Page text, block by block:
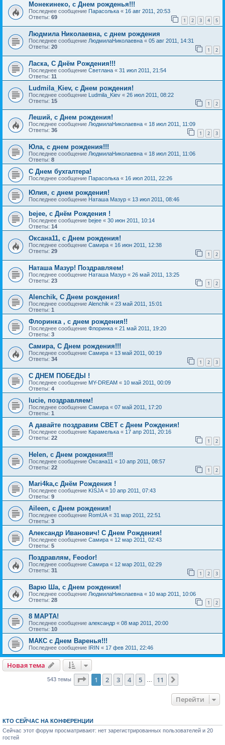
Монекинеко, с Днем рожденья!!!
Последнее сообщение Парасолька « 16 авг 2011, 20:53
Ответы: 69 1 2 3 4 5
Людмила Николаевна, с днем рождения
Последнее сообщение ЛюдмилаНиколаевна « 05 авг 2011, 14:31
Ответы: 20 1 2
Ласка, С Днём Рождения!!!
Последнее сообщение Светлана « 31 июл 2011, 21:54
Ответы: 11
Ludmila_Kiev, с Днем рождения!
Последнее сообщение Ludmila_Kiev « 26 июл 2011, 08:22
Ответы: 15 1 2
Леший, с Днем рождения!
Последнее сообщение ЛюдмилаНиколаевна « 18 июл 2011, 11:09
Ответы: 36 1 2 3
Юла, с днем рождения!!!
Последнее сообщение ЛюдмилаНиколаевна « 18 июл 2011, 11:06
Ответы: 8
С Днем бухгалтера!
Последнее сообщение Парасолька « 16 июл 2011, 22:26
Юлия, с днем рождения!
Последнее сообщение Наташа Мазур « 13 июл 2011, 08:46
bejee, с Днём Рождения !
Последнее сообщение bejee « 30 июн 2011, 10:14
Ответы: 14
Оксана11, с Днем рождения!
Последнее сообщение Самира « 16 июн 2011, 12:38
Ответы: 29 1 2
Наташа Мазур! Поздравляем!
Последнее сообщение Наташа Мазур « 26 май 2011, 13:25
Ответы: 23 1 2
Alenchik, С Днем рождения!
Последнее сообщение Alenchik « 23 май 2011, 15:01
Ответы: 1
Флоринка , с днем рождения!!
Последнее сообщение Флоринка « 21 май 2011, 19:20
Ответы: 3
Самира, С Днем рождения!!!
Последнее сообщение Самира « 13 май 2011, 00:19
Ответы: 34 1 2 3
С ДНЕМ ПОБЕДЫ !
Последнее сообщение MY-DREAM « 10 май 2011, 00:09
Ответы: 4
lucie, поздравляем!
Последнее сообщение Самира « 07 май 2011, 17:20
Ответы: 1
А давайте поздравим СВЕТ с Днем Рождения!
Последнее сообщение Карамелька « 17 апр 2011, 20:16
Ответы: 22 1 2
Helen, с Днем рождения!!!
Последнее сообщение Оксана11 « 10 апр 2011, 08:57
Ответы: 22 1 2
Mari4ka,с Днём Рождения !
Последнее сообщение KISJA « 10 апр 2011, 07:43
Ответы: 9
Aileen, с Днем рождения!
Последнее сообщение RomUA « 31 мар 2011, 22:51
Ответы: 3
Александр Иванович! С Днем Рождения!
Последнее сообщение Самира « 12 мар 2011, 02:43
Ответы: 5
Поздравлям, Feodor!
Последнее сообщение Самира « 12 мар 2011, 02:29
Ответы: 31 1 2 3
Варю Ша, с Днем рождения!
Последнее сообщение ЛюдмилаНиколаевна « 10 мар 2011, 10:06
Ответы: 28 1 2
8 МАРТА!
Последнее сообщение александр « 08 мар 2011, 20:00
Ответы: 10
МАКС с Днем Варенья!!!
Последнее сообщение IRIN « 17 фев 2011, 22:46
Новая тема
543 темы Страница из 11
1 2 3 4 5 … 11
Перейти
КТО СЕЙЧАС НА КОНФЕРЕНЦИИ
Сейчас этот форум просматривают: нет зарегистрированных пользователей и 20
гостей